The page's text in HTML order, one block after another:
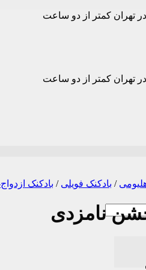
تهران کمتر از دو ساعت
تهران کمتر از دو ساعت
/ بادکنک فویلی / بادکنک
نامزدی